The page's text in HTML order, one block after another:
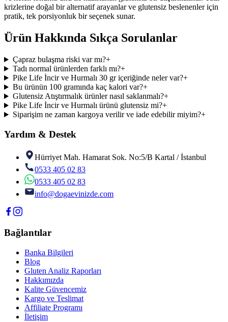
krizlerine doğal bir alternatif arayanlar ve glutensiz beslenenler için
pratik, tek porsiyonluk bir seçenek sunar.
Ürün Hakkında Sıkça Sorulanlar
Çapraz bulaşma riski var mı?+
Tadı normal ürünlerden farklı mı?+
Pike Life İncir ve Hurmalı 30 gr içeriğinde neler var?+
Bu ürünün 100 gramında kaç kalori var?+
Glutensiz Atıştırmalık ürünler nasıl saklanmalı?+
Pike Life İncir ve Hurmalı ürünü glutensiz mi?+
Siparişim ne zaman kargoya verilir ve iade edebilir miyim?+
Yardım & Destek
Hürriyet Mah. Hamarat Sok. No:5/B Kartal / İstanbul
0533 405 02 83
0533 405 02 83
info@dogaevinizde.com
Bağlantılar
Banka Bilgileri
Blog
Gluten Analiz Raporları
Hakkımızda
Kalite Güvencemiz
Kargo ve Teslimat
Affiliate Programı
İletişim